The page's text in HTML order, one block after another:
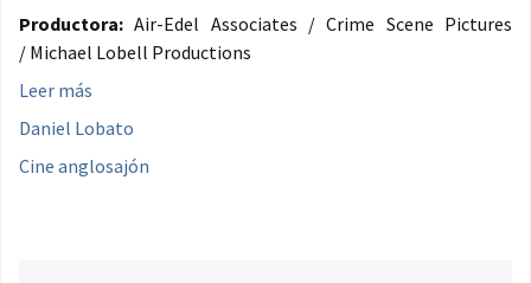
Productora: Air-Edel Associates / Crime Scene Pictures
/ Michael Lobell Productions
Leer más
Daniel Lobato
Cine anglosajón